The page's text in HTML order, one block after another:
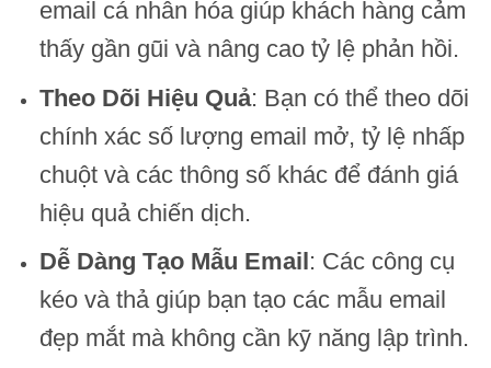
email cá nhân hóa giúp khách hàng cảm
thấy gần gũi và nâng cao tỷ lệ phản hồi.
Theo Dõi Hiệu Quả: Bạn có thể theo dõi
chính xác số lượng email mở, tỷ lệ nhấp
chuột và các thông số khác để đánh giá
hiệu quả chiến dịch.
Dễ Dàng Tạo Mẫu Email : Các công cụ
kéo và thả giúp bạn tạo các mẫu email
đẹp mắt mà không cần kỹ năng lập trình.